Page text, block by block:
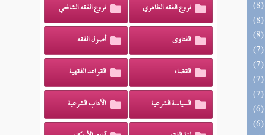
فروع الفقه الظاهري فروع الفقه الشافعي
الفتاوى أصول الفقه
القضاء القواعد الفقهية
السياسة الشرعية الآداب الشرعية